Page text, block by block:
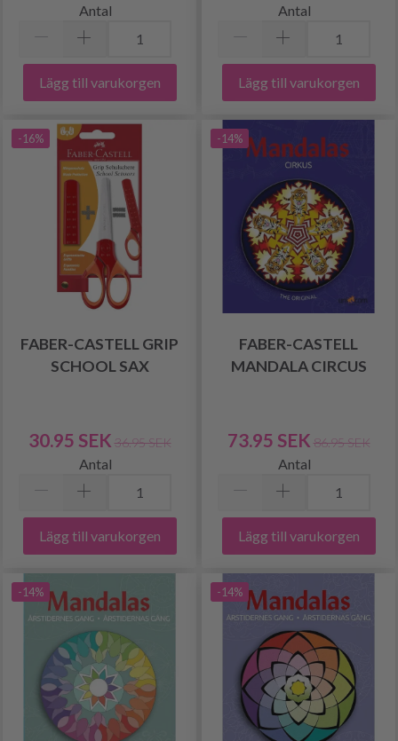
Antal
Lägg till varukorgen
Antal
Lägg till varukorgen
-16%
FABER-CASTELL GRIP
SCHOOL SAX
30.95 SEK 36.95 SEK
Antal
Lägg till varukorgen
-14%
FABER-CASTELL
MANDALA CIRCUS
73.95 SEK 86.95 SEK
Antal
Lägg till varukorgen
-14% -14%